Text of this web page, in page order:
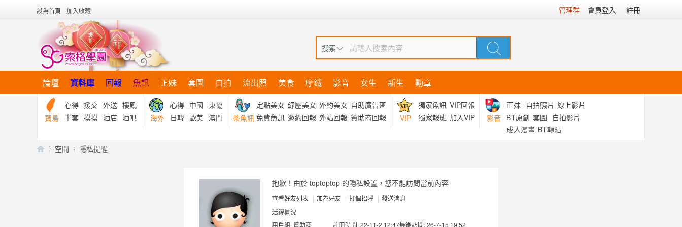
管理群 會員登入 註冊
設為首頁 加入收藏
搜索
論壇 資料庫 回報 魚訊 正妹 套圖 自拍 流出照 美食 摩鐵 影音 女生 新生 勳章
寶島
心得 援交 外送 樓鳳
半套 摸摸 酒店 酒吧 海外
心得 中國 東協
日韓 歐美 澳門 茶魚訊
定點美女 紓壓美女 外約美女 自助廣告區
免費魚訊 邀約回報 外站回報 贊助商回報 VIP
獨家魚訊 VIP回報
獨家報班 加入VIP 影音
正妹 自拍照片 線上影片
BT原創 套圖
自拍影片
成人漫畫 BT轉貼
空間 隱私提醒
抱歉！由於 toptoptop 的隱私設置，您不能訪問當前內容
查看好友列表 | 加為好友 | 打個招呼 | 發送消息
活躍概況
用戶組:贊助商 註冊時間: 22-11-2 12:47最後訪問: 26-7-15 19:52